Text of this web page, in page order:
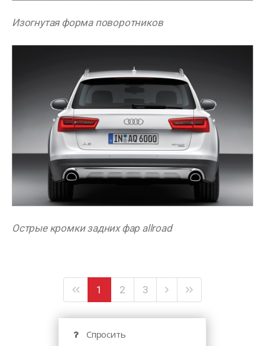
Изогнутая форма поворотников
Острые кромки задних фар allroad
1 2 3
Спросить